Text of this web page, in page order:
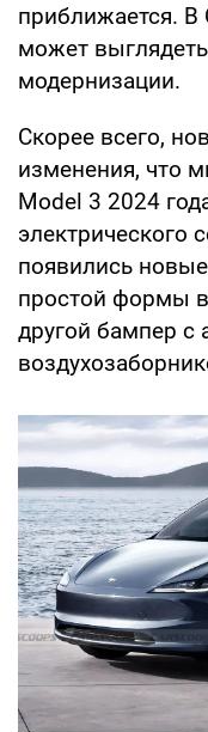
приближается. В
может
модернизации.
Скорее всего,
изменения, что
Model 3 2024
электрического
появились
простой формы
другой бампер с